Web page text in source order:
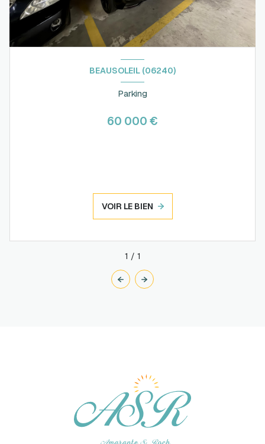
BEAUSOLEIL (06240)
Parking
60 000 €
VOIR LE BIEN
1 / 1